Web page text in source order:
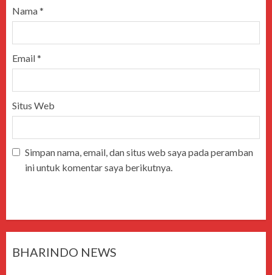
Nama*
Email*
Situs Web
Simpan nama, email, dan situs web saya pada peramban
ini untuk komentar saya berikutnya.
BHARINDO NEWS